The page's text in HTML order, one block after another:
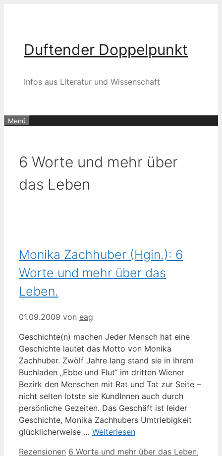
Duftender Doppelpunkt
Infos aus Literatur und Wissenschaft
Menü
6 Worte und mehr über
das Leben
Monika Zachhuber (Hgin.): 6
Worte und mehr über das
Leben.
01.09.2009 von eag
Geschichte(n) machen Jeder Mensch hat eine
Geschichte lautet das Motto von Monika
Zachhuber. Zwölf Jahre lang stand sie in ihrem
Buchladen „Ebbe und Flut“ im dritten Wiener
Bezirk den Menschen mit Rat und Tat zur Seite –
nicht selten lotste sie KundInnen auch durch
persönliche Gezeiten. Das Geschäft ist leider
Geschichte, Monika Zachhubers Umtriebigkeit
glücklicherweise … Weiterlesen
Kategorien
Rezensionen Schlagwörter
6 Worte und mehr über das Leben,